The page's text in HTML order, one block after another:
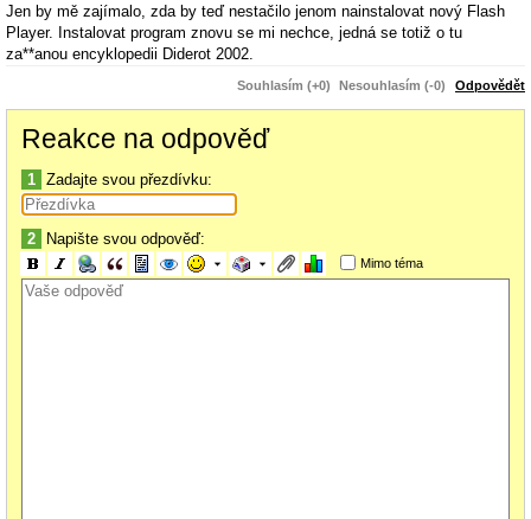
Jen by mě zajímalo, zda by teď nestačilo jenom nainstalovat nový Flash
Player. Instalovat program znovu se mi nechce, jedná se totiž o tu
za**anou encyklopedii Diderot 2002.
Souhlasím (+0) Nesouhlasím (-0) Odpovědět
Reakce na odpověď
1 Zadajte svou přezdívku:
2 Napište svou odpověď:
Mimo téma